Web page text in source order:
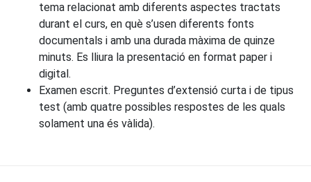
tema relacionat amb diferents aspectes tractats
durant el curs, en què s’usen diferents fonts
documentals i amb una durada màxima de quinze
minuts. Es lliura la presentació en format paper i
digital.
Examen escrit. Preguntes d’extensió curta i de tipus
test (amb quatre possibles respostes de les quals
solament una és vàlida).